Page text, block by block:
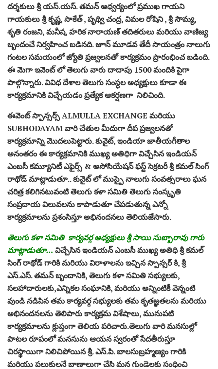
దర్శకులు శ్రీ యస్.యస్. తమన్ ఆధ్వర్యంలో ప్రముఖ గాయని
గాయకులు శ్రీ కృష్ణ, సాకేత్ , పృథ్వి చంద్ర, విమల రోషిని , శ్రీ సౌమ్య,
శృతి రంజని, మనీష, హరిక నారాయణ్ తదితరులు మరియు వాణిజ్య
బృందంచే నిర్వహించ బడినది. జూన్ మూడవ తేదీ సాయంత్రం నాలుగు
గంటల సమయంలో జ్యోతి ప్రజ్వలనతో కార్యక్రమం ప్రారంభించ బడింది.
ఈ మెగా ఇవెంట్ లో తెలుగు వారు దాదాపు 1500 మందికి పైగా
పాల్గొన్నారు. వివిధ దేశాల తెలుగు సంస్ధల అధ్యక్షులు కూడా ఈ
కార్యక్రమానికి విచ్చేయడం ప్రత్యేక ఆకర్షణగా నిలిచింది.
ఈవెంట్ స్పాన్సర్స్ ALMULLA EXCHANGE మరియు
SUBHODAYAM వారి చేతుల మీదుగా దీప ప్రజ్వలనతో
కార్యక్రమాన్ని మొదలుపెట్టారు. కువైట్, ఇండియా జాతీయగీతాల
అనంతరం ఈ కార్యక్రమానికి ముఖ్య అతిధిగా విచ్చేసిన ఇండియన్
ఎంబసీ కమ్యూనిటీ ఎఫైర్స్ & అసోసియేషన్ ఫస్ట్ సెక్రటరీ శ్రీ కమల్ సింగ్
రాథోడ్ మాట్లాడుతూ.. కువైట్ లో ముప్పై నాలుగు సంవత్సరాలు ఘన
చరిత్ర కలిగినటువంటి తెలుగు కళా సమితి తెలుగు సంస్కృతి
సంప్రదాయ విలువలను కాపాడుతూ చేపడుతున్న ఎన్నో
కార్యక్రమాలను ప్రశంసిస్తూ అభినందనలు తెలియజేసారు.
తెలుగు కళా సమితి కార్యవర్గ అధ్యక్షులు శ్రీ సాయి సుబ్బారావు గారు
మాట్లాడుతూ… విచ్చేసిన ఇండియన్ ఎంబసీ ముఖ్య అతిధి శ్రీ కమల్
సింగ్ రాథోడ్ గారికి మరియు విరాళాలను ఇచ్చిన స్పాన్సర్ కి, శ్రీ
ఎస్.ఎస్. తమన్ బృందానికి, తెలుగు కళా సమితి సభ్యులకు,
సలహాదారులకు,ఎన్నికల సంఘానికి, మరియు అన్నింటికీ వెన్నంటి
వుండి నడిపిన తమ కార్యవర్గ సభ్యులకు తమ కృతజ్ఞతలను మరియు
అభినందనలను తెలిపారు కార్యక్రమ విశేషాలు, మునుపటి
కార్యక్రమాలను క్లుప్తంగా తెలియ పరిచారు.తెలుగు వారి మనసుల్లో
పాటల రూపంలో మనసును ఆయన స్వరంతో సేదతీరుస్తూ
చిరస్థాయిగా నిలిచిపోయిన శ్రీ. ఎస్.పి. బాలసుబ్రహ్మణ్యం గారికి
మరియు పలుకులనే బాణాలుగా చేసి మన గుండెలకు సంధించి